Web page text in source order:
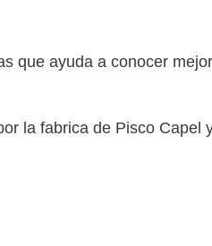
que ayuda a conocer
la fabrica de Pisco Capel